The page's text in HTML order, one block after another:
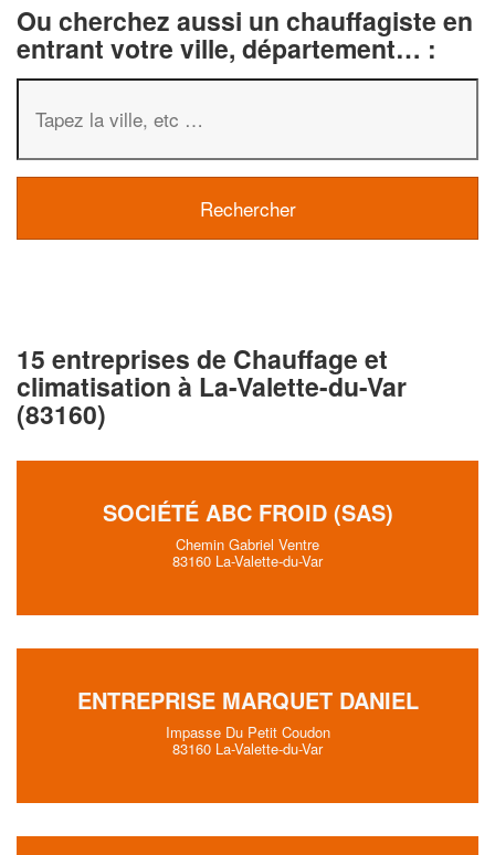
Ou cherchez aussi un chauffagiste en
entrant votre ville, département… :
15 entreprises de Chauffage et
climatisation à La-Valette-du-Var
(83160)
SOCIÉTÉ ABC FROID (SAS)
Chemin Gabriel Ventre
83160 La-Valette-du-Var
ENTREPRISE MARQUET DANIEL
Impasse Du Petit Coudon
83160 La-Valette-du-Var